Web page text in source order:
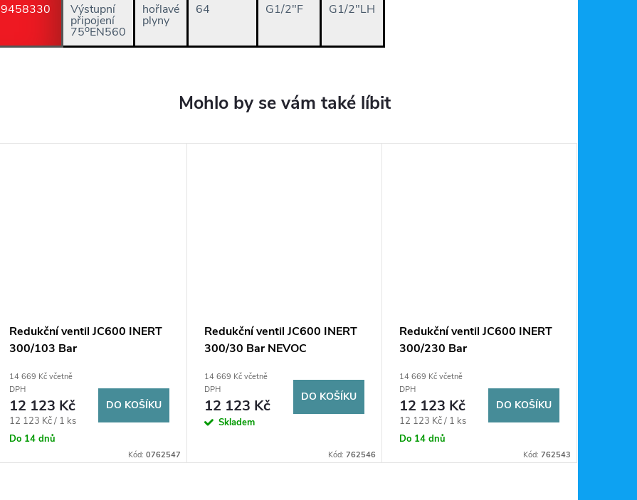
9458330 Výstupní
připojení
75oEN560
hořlavé
plyny
64 G1/2"F G1/2"LH
Redukční ventil JC600 INERT
300/103 Bar
14 669 Kč včetně
DPH
12 123 Kč
Měrná
cena:
12 123 Kč / 1 ks
Do 14 dnů
DO KOŠÍKU
Kód: 0762547
Redukční ventil JC600 INERT
300/30 Bar NEVOC
14 669 Kč včetně
DPH
12 123 Kč
Skladem
DO KOŠÍKU
Kód: 762546
Redukční ventil JC600 INERT
300/230 Bar
14 669 Kč včetně
DPH
12 123 Kč
Měrná
cena:
12 123 Kč / 1 ks
Do 14 dnů
DO KOŠÍKU
Kód: 762543